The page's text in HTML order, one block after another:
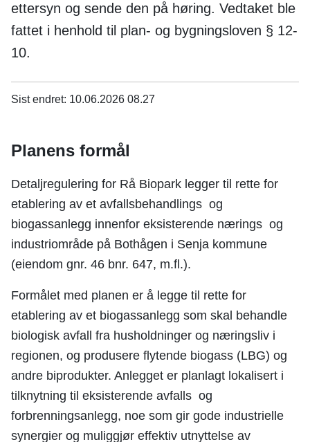
ettersyn og sende den på høring. Vedtaket ble
fattet i henhold til plan- og bygningsloven § 12-
10.
Sist endret 10.06.2026 08.27
Planens formål
Detaljregulering for Rå Biopark legger til rette for
etablering av et avfallsbehandlings og
biogassanlegg innenfor eksisterende nærings og
industriområde på Bothågen i Senja kommune
(eiendom gnr. 46 bnr. 647, m.fl.).
Formålet med planen er å legge til rette for
etablering av et biogassanlegg som skal behandle
biologisk avfall fra husholdninger og næringsliv i
regionen, og produsere flytende biogass (LBG) og
andre biprodukter. Anlegget er planlagt lokalisert i
tilknytning til eksisterende avfalls og
forbrenningsanlegg, noe som gir gode industrielle
synergier og muliggjør effektiv utnyttelse av